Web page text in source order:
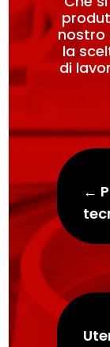
nostro
la
di
←